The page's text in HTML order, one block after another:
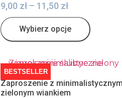
9,00 zł – 11,50 zł
Wybierz opcje
BESTSELLER
Zaproszenie z minimalistycznym
zielonym wiankiem